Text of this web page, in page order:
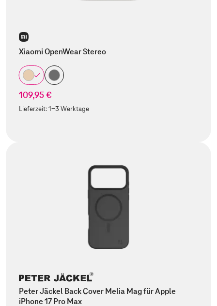
Xiaomi OpenWear Stereo
109,95 €
Lieferzeit:1-3 Werktage
Peter Jäckel Back Cover Melia Mag für Apple
iPhone 17 Pro Max